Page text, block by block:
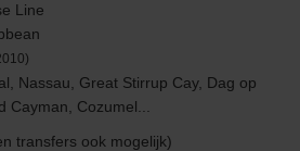
Line
Nassau, Great Stirrup Cay, Dag op
Cayman, Cozumel...
transfers ook mogelijk)